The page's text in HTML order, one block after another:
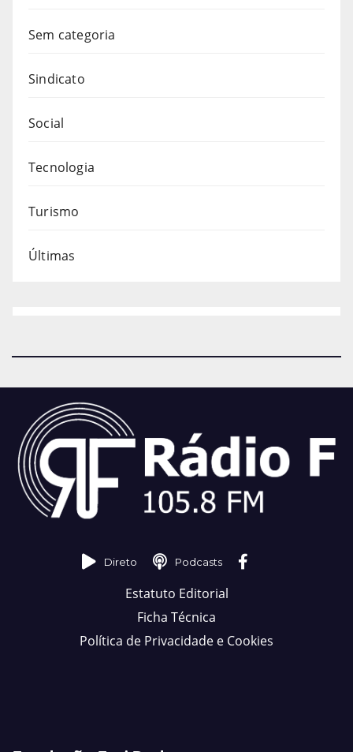
Sem categoria
Sindicato
Social
Tecnologia
Turismo
Últimas
Direto Podcasts
Estatuto Editorial
Ficha Técnica
Política de Privacidade e Cookies